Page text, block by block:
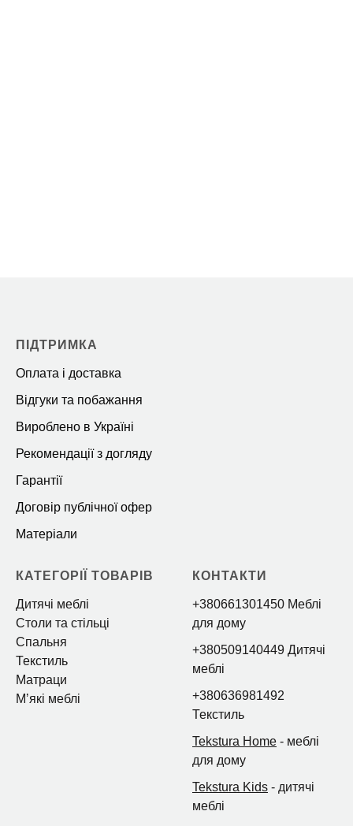
ПІДТРИМКА
Оплата і доставка
Відгуки та побажання
Вироблено в Україні
Рекомендації з догляду
Гарантії
Договір публічної офер
Матеріали
КАТЕГОРІЇ ТОВАРІВ
Дитячі меблі
Столи та стільці
Спальня
Текстиль
Матраци
Мʼякі меблі
КОНТАКТИ
+380661301450 Меблі
для дому
+380509140449 Дитячі
меблі
+380636981492
Текстиль
Tekstura Home - меблі
для дому
Tekstura Kids - дитячі
меблі